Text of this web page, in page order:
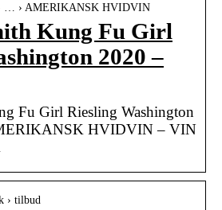
… › AMERIKANSK HVIDVIN
Kung Fu Girl
2020 –
Fu Girl Riesling Washington
HVIDVIN – VIN
› tilbud